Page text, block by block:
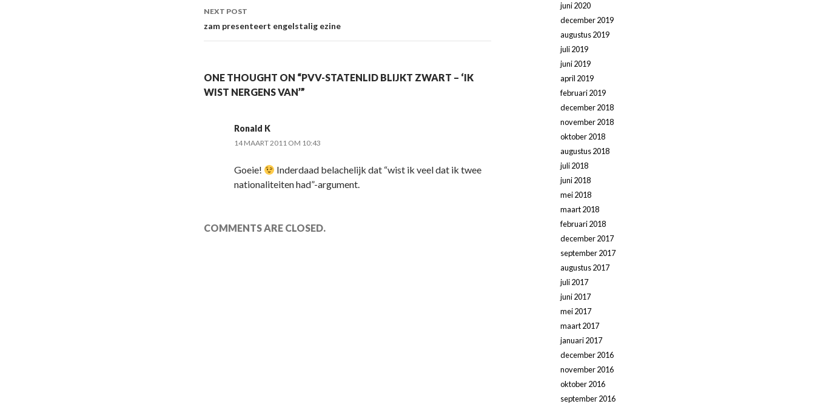
NEXT POST
zam presenteert engelstalig ezine
ONE THOUGHT ON “PVV-STATENLID BLIJKT ZWART – ‘IK
WIST NERGENS VAN’”
Ronald K
14 MAART 2011 OM 10:43
Goeie!
Inderdaad belachelijk dat “wist ik veel dat ik twee
nationaliteiten had”-argument.
COMMENTS ARE CLOSED.
juni 2020
december 2019
augustus 2019
juli 2019
juni 2019
april 2019
februari 2019
december 2018
november 2018
oktober 2018
augustus 2018
juli 2018
juni 2018
mei 2018
maart 2018
februari 2018
december 2017
september 2017
augustus 2017
juli 2017
juni 2017
mei 2017
maart 2017
januari 2017
december 2016
november 2016
oktober 2016
september 2016